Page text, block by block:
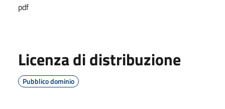
pdf
Licenza di distribuzione
Pubblico dominio